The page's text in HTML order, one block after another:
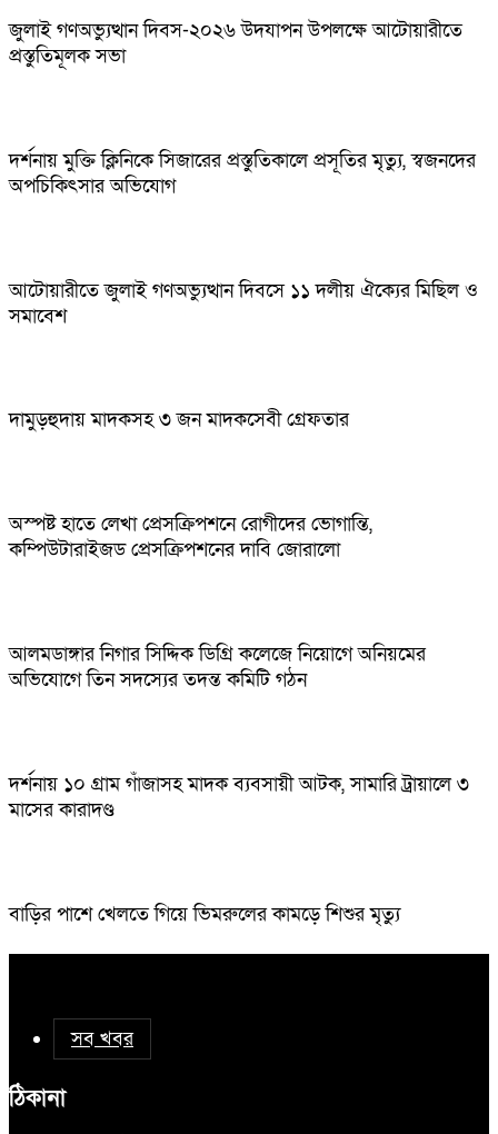
জুলাই গণঅভ্যুত্থান দিবস-২০২৬ উদযাপন উপলক্ষে আটোয়ারীতে
প্রস্তুতিমূলক সভা
দর্শনায় মুক্তি ক্লিনিকে সিজারের প্রস্তুতিকালে প্রসূতির মৃত্যু, স্বজনদের
অপচিকিৎসার অভিযোগ
আটোয়ারীতে জুলাই গণঅভ্যুত্থান দিবসে ১১ দলীয় ঐক্যের মিছিল ও
সমাবেশ
দামুড়হুদায় মাদকসহ ৩ জন মাদকসেবী গ্রেফতার
অস্পষ্ট হাতে লেখা প্রেসক্রিপশনে রোগীদের ভোগান্তি,
কম্পিউটারাইজড প্রেসক্রিপশনের দাবি জোরালো
আলমডাঙ্গার নিগার সিদ্দিক ডিগ্রি কলেজে নিয়োগে অনিয়মের
অভিযোগে তিন সদস্যের তদন্ত কমিটি গঠন
দর্শনায় ১০ গ্রাম গাঁজাসহ মাদক ব্যবসায়ী আটক, সামারি ট্রায়ালে ৩
মাসের কারাদণ্ড
বাড়ির পাশে খেলতে গিয়ে ভিমরুলের কামড়ে শিশুর মৃত্যু
সব খবর
ঠিকানা